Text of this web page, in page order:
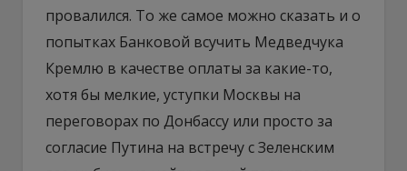
провалился. То же самое можно сказать и о
попытках Банковой всучить Медведчука
Кремлю в качестве оплаты за какие-то,
хотя бы мелкие, уступки Москвы на
переговорах по Донбассу или просто за
согласие Путина на встречу с Зеленским